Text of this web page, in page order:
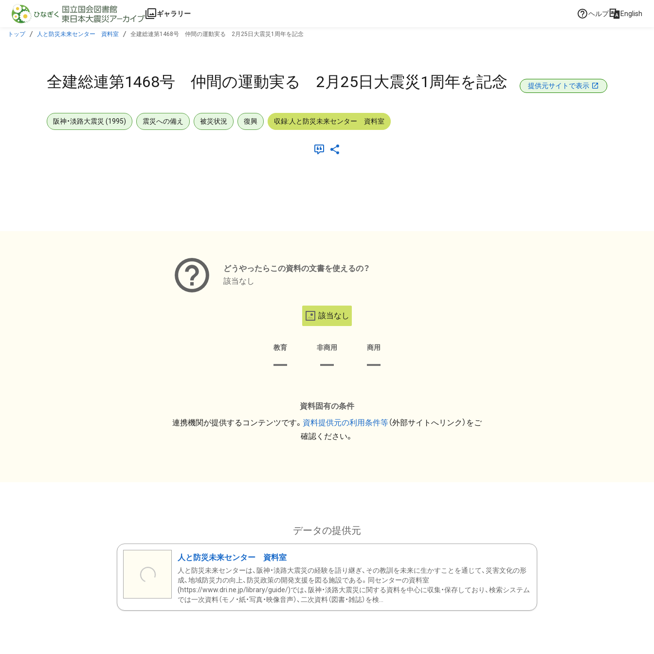
本文に飛ぶ
ギャラリー ヘルプ English
トップ 人と防災未来センター 資料室 全建総連第1468号 仲間の運動実る 2月25日大震災1周年を記念
全建総連第1468号 仲間の運動実る 2月25日大震災1周年を記念 提供元サイトで表示
阪神・淡路大震災 (1995) 震災への備え 被災状況 復興 収録:人と防災未来センター 資料室
どうやったらこの資料の文書を使えるの？
該当なし
該当なし
教育 非商用 商用
資料固有の条件
連携機関が提供するコンテンツです。 資料提供元の利用条件等（外部サイトへリンク）をご
確認ください。
データの提供元
人と防災未来センター 資料室
人と防災未来センターは、阪神・淡路大震災の経験を語り継ぎ、その教訓を未来に生かすことを通じて、災害文化の形
成、地域防災力の向上、防災政策の開発支援を図る施設である。同センターの資料室
(https://www.dri.ne.jp/library/guide/)では、阪神・淡路大震災に関する資料を中心に収集・保存しており、検索システム
では一次資料（モノ・紙・写真・映像音声）、二次資料（図書・雑誌）を検...